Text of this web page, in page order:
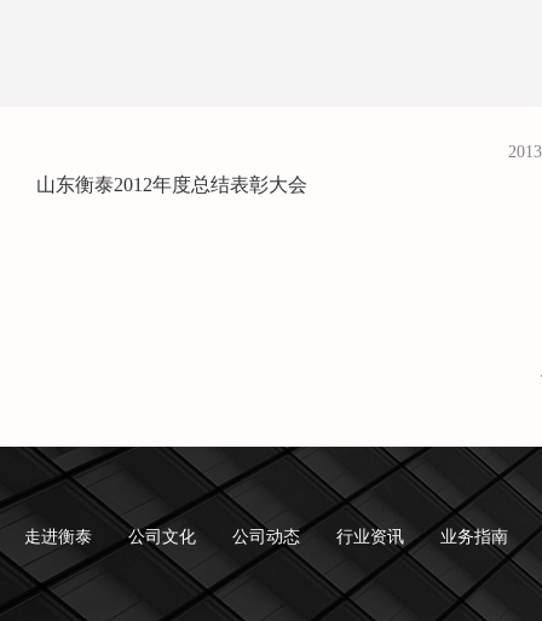
山东衡泰2012年度总结表彰大会
走进衡泰 公司文化 公司动态 行业资讯 业务指南